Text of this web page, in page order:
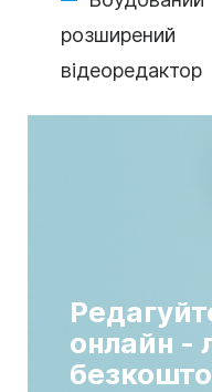
розширений
відеоредактор
онлайн -